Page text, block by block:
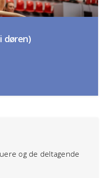
døren)
og de deltagende